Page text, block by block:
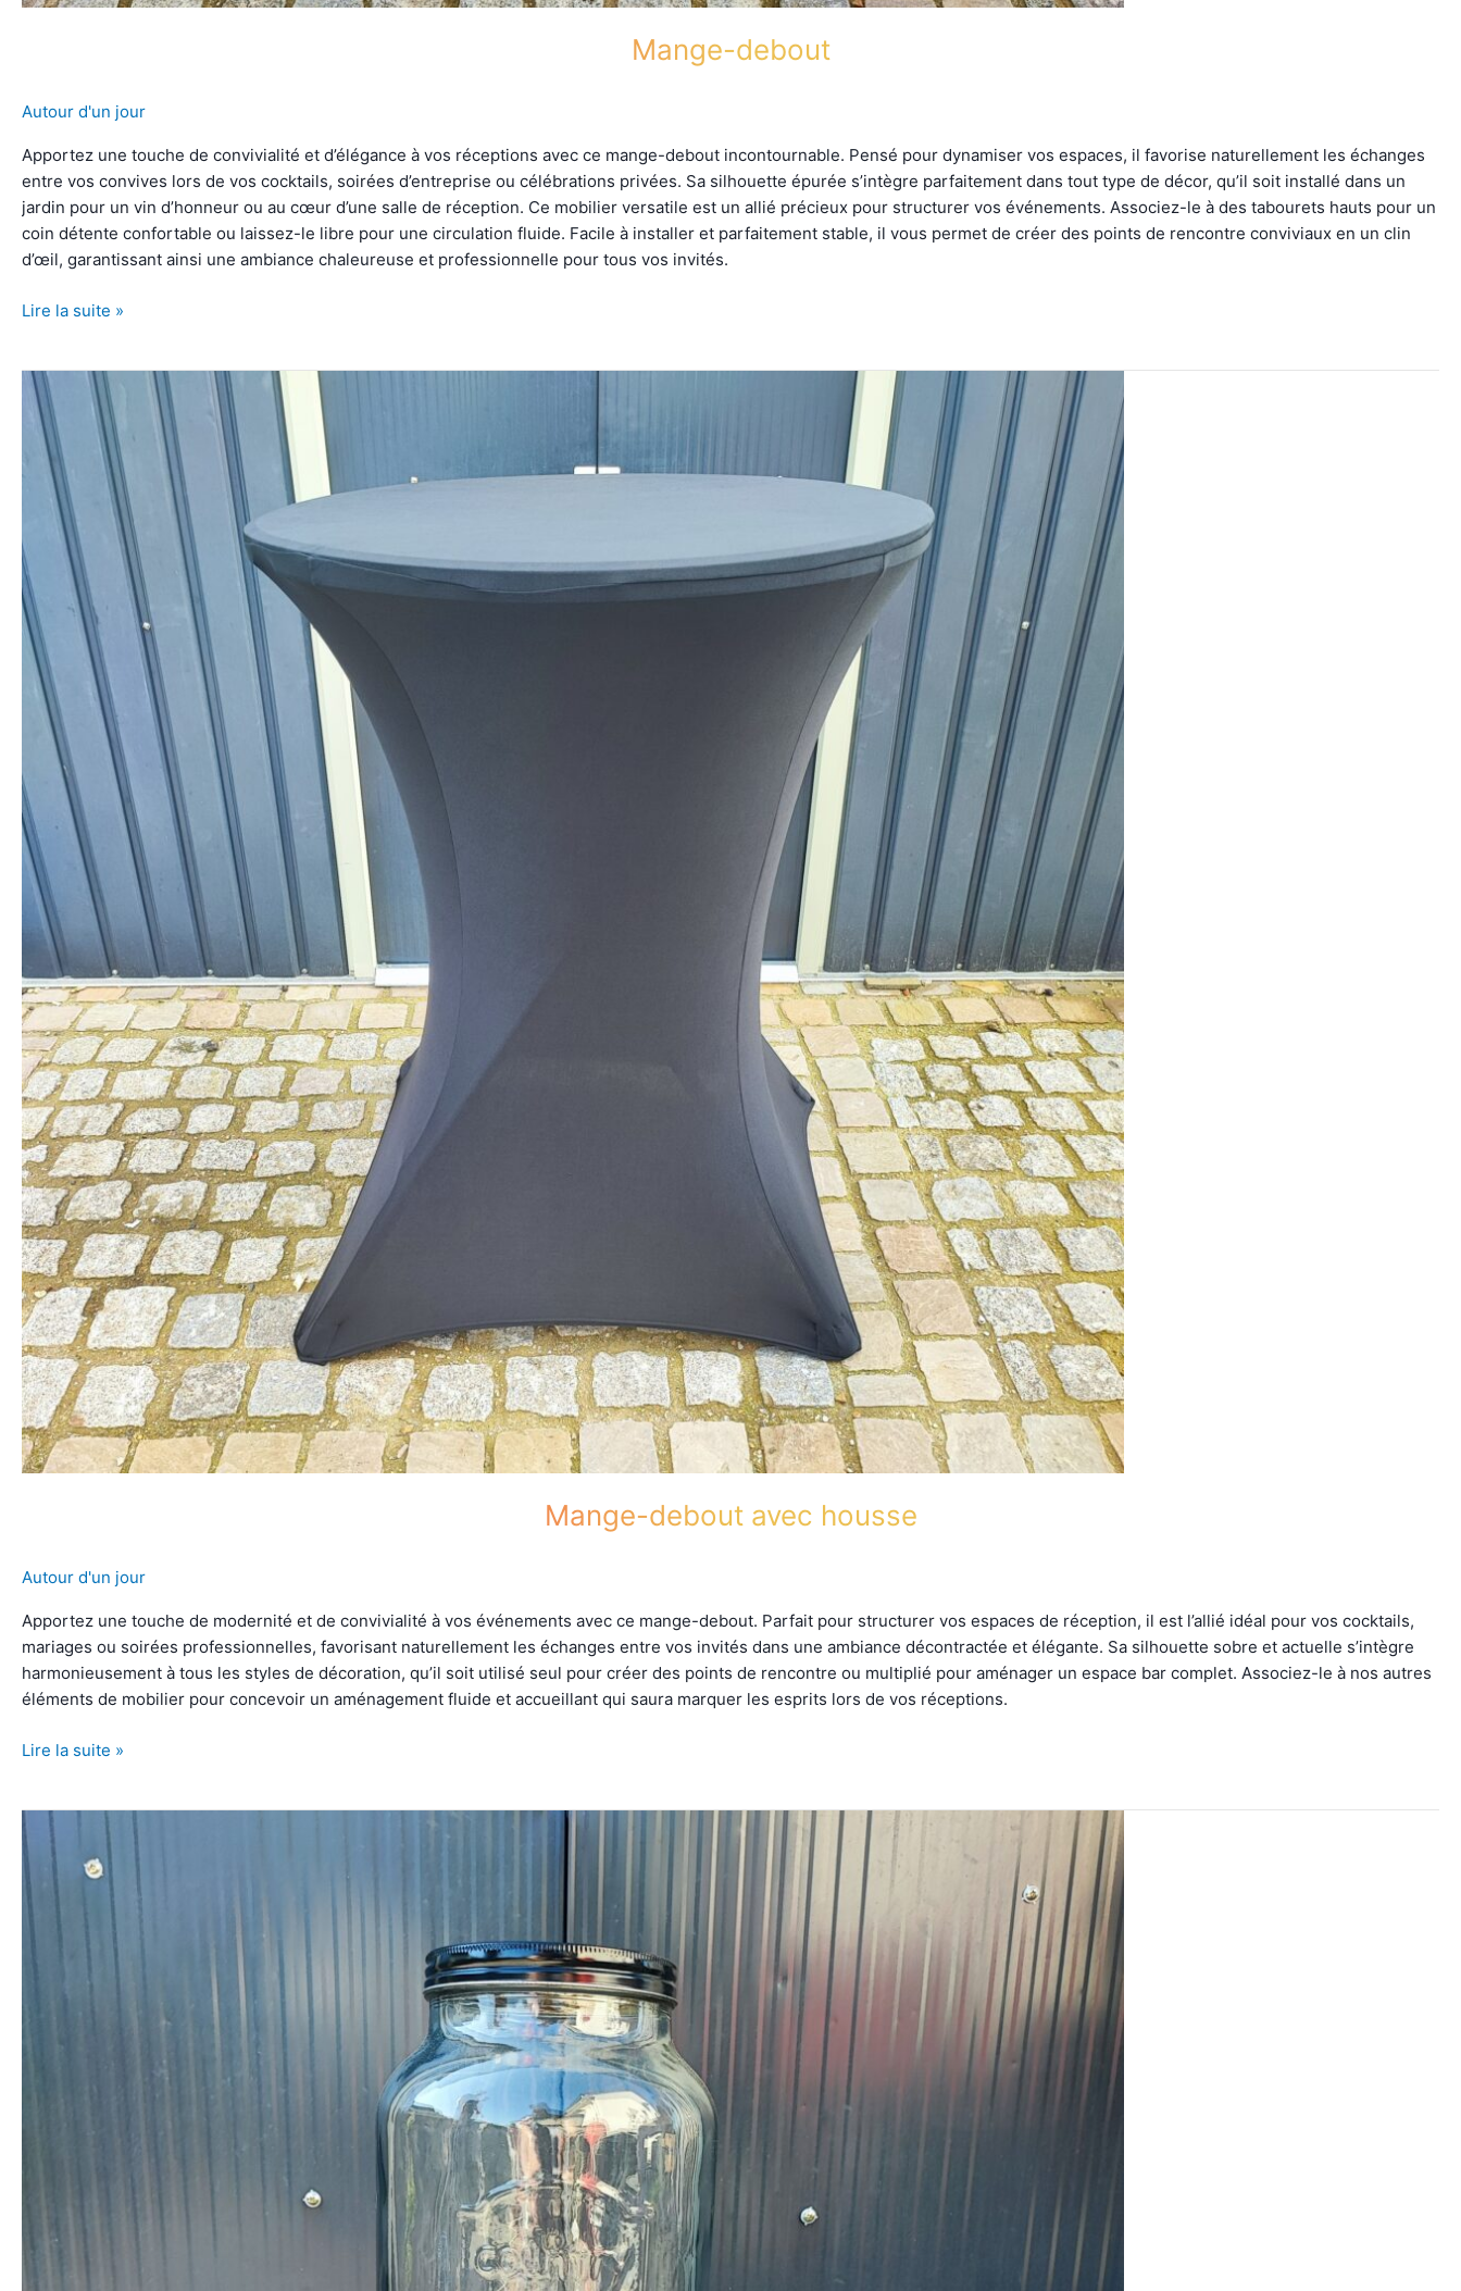
Mange-debout
Autour d'un jour
Apportez une touche de convivialité et d’élégance à vos réceptions avec ce mange-debout incontournable. Pensé pour dynamiser vos espaces, il favorise naturellement les échanges
entre vos convives lors de vos cocktails, soirées d’entreprise ou célébrations privées. Sa silhouette épurée s’intègre parfaitement dans tout type de décor, qu’il soit installé dans un
jardin pour un vin d’honneur ou au cœur d’une salle de réception. Ce mobilier versatile est un allié précieux pour structurer vos événements. Associez-le à des tabourets hauts pour un
coin détente confortable ou laissez-le libre pour une circulation fluide. Facile à installer et parfaitement stable, il vous permet de créer des points de rencontre conviviaux en un clin
d’œil, garantissant ainsi une ambiance chaleureuse et professionnelle pour tous vos invités.
Mange-
Lire la suite »
Mange-debout avec housse
Autour d'un jour
Apportez une touche de modernité et de convivialité à vos événements avec ce mange-debout. Parfait pour structurer vos espaces de réception, il est l’allié idéal pour vos cocktails,
mariages ou soirées professionnelles, favorisant naturellement les échanges entre vos invités dans une ambiance décontractée et élégante. Sa silhouette sobre et actuelle s’intègre
harmonieusement à tous les styles de décoration, qu’il soit utilisé seul pour créer des points de rencontre ou multiplié pour aménager un espace bar complet. Associez-le à nos autres
éléments de mobilier pour concevoir un aménagement fluide et accueillant qui saura marquer les esprits lors de vos réceptions.
Mange-
Lire la suite »